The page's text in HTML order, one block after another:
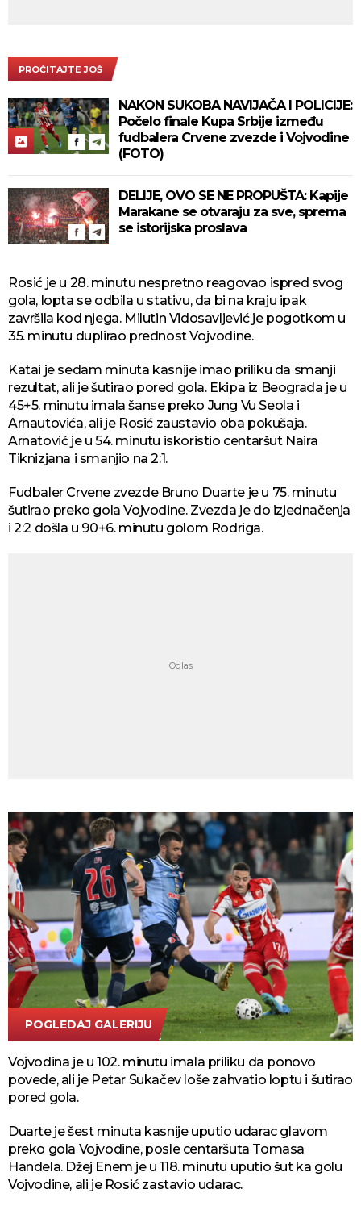
PROČITAJTE JOŠ
NAKON SUKOBA NAVIJAČA I POLICIJE:
Počelo finale Kupa Srbije između
fudbalera Crvene zvezde i Vojvodine
(FOTO)
DELIJE, OVO SE NE PROPUŠTA: Kapije
Marakane se otvaraju za sve, sprema
se istorijska proslava
Rosić je u 28. minutu nespretno reagovao ispred svog
gola, lopta se odbila u stativu, da bi na kraju ipak
završila kod njega. Milutin Vidosavljević je pogotkom u
35. minutu duplirao prednost Vojvodine.
Katai je sedam minuta kasnije imao priliku da smanji
rezultat, ali je šutirao pored gola. Ekipa iz Beograda je u
45+5. minutu imala šanse preko Jung Vu Seola i
Arnautovića, ali je Rosić zaustavio oba pokušaja.
Arnatović je u 54. minutu iskoristio centaršut Naira
Tiknizjana i smanjio na 2:1.
Fudbaler Crvene zvezde Bruno Duarte je u 75. minutu
šutirao preko gola Vojvodine. Zvezda je do izjednačenja
i 2:2 došla u 90+6. minutu golom Rodriga.
FOTO TANJUG/AMIR HAMZAGIĆ
POGLEDAJ GALERIJU
Vojvodina je u 102. minutu imala priliku da ponovo
povede, ali je Petar Sukačev loše zahvatio loptu i šutirao
pored gola.
Duarte je šest minuta kasnije uputio udarac glavom
preko gola Vojvodine, posle centaršuta Tomasa
Handela. Džej Enem je u 118. minutu uputio šut ka golu
Vojvodine, ali je Rosić zastavio udarac.